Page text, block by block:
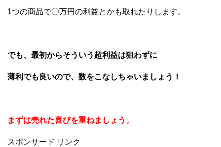
1つの商品で〇万円の利益とかも取れたりします。
でも、最初からそういう超利益は狙わずに
薄利でも良いので、数をこなしちゃいましょう！
まずは売れた喜びを重ねましょう。
スポンサード リンク